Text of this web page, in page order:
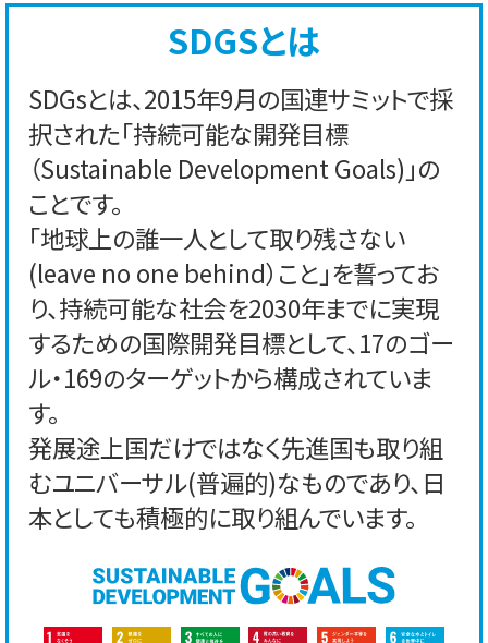
SDGSとは
SDGsとは、2015年9月の国連サミットで採
択された「持続可能な開発目標
（Sustainable Development Goals)」の
ことです。
「地球上の誰一人として取り残さない
(leave no one behind）こと」を誓ってお
り、持続可能な社会を2030年までに実現
するための国際開発目標として、17のゴー
ル・169のターゲットから構成されていま
す。
発展途上国だけではなく先進国も取り組
むユニバーサル(普遍的)なものであり、日
本としても積極的に取り組んでいます。